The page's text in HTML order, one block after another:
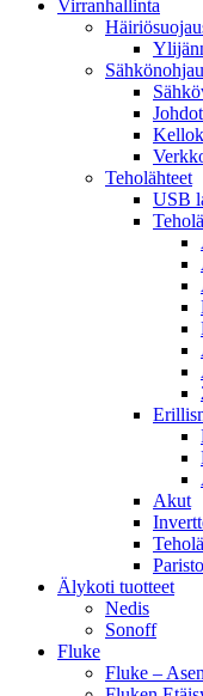
Virranhallinta
Teholähteet
USB
Akut
Älykoti tuotteet
Nedis
Sonoff
Fluke
Fluke –